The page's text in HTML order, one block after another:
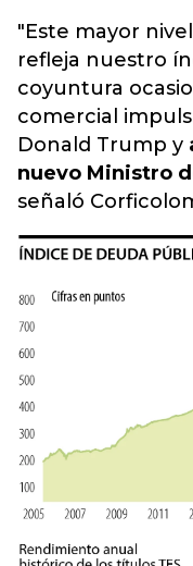
"Este mayor
refleja nuestro
coyuntura
comercial
Donald Trump y
nuevo Ministro
señaló